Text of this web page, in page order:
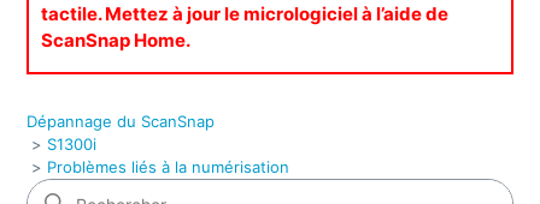
tactile. Mettez à jour le micrologiciel à l’aide de
ScanSnap Home.
Dépannage du ScanSnap
S1300i
Problèmes liés à la numérisation